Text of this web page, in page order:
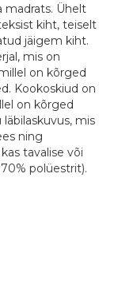
madrats. Ühelt
kiht, teiselt
jäigem kiht.
mis on
on kõrged
Kookoskiud on
on kõrged
mis
ning
tavalise või
polüestrit).